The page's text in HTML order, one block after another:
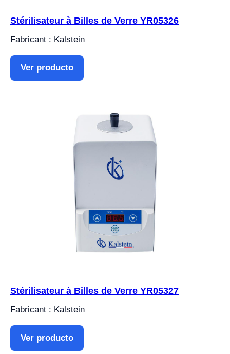
Stérilisateur à Billes de Verre YR05326
Fabricant : Kalstein
Ver producto
Stérilisateur à Billes de Verre YR05327
Fabricant : Kalstein
Ver producto